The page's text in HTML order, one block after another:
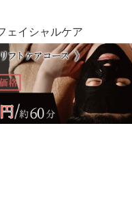
ェイシャルケア